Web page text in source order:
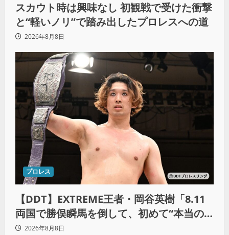
スカウト時は興味なし 初観戦で受けた衝撃
と“軽いノリ”で踏み出したプロレスへの道
2026年8月8日
プロレス
【DDT】EXTREME王者・岡谷英樹「8.11
両国で勝俣瞬馬を倒して、初めて“本当の
王者”になれる」
2026年8月8日